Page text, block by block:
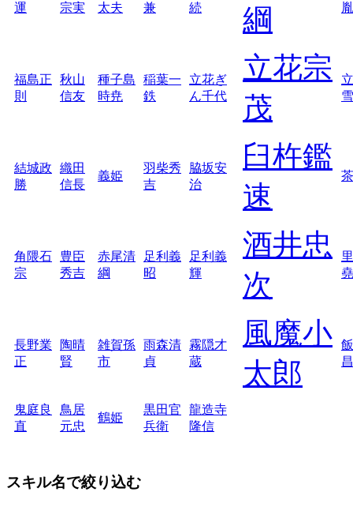
運
宗実
太夫
兼
続
綱
胤
福島正
則
秋山
信友
種子島
時尭
稲葉一
鉄
立花ぎ
ん千代
立花宗
茂
雪
結城政
勝
織田
信長
義姫
羽柴秀
吉
脇坂安
治
臼杵鑑
速
角隈石
宗
豊臣
秀吉
赤尾清
綱
足利義
昭
足利義
輝
酒井忠
次
堯
長野業
正
陶晴
賢
雑賀孫
市
雨森清
貞
霧隠才
蔵
風魔小
太郎
昌
鬼庭良
直
鳥居
元忠
鶴姫
黒田官
兵衛
龍造寺
隆信
スキル名で絞り込む